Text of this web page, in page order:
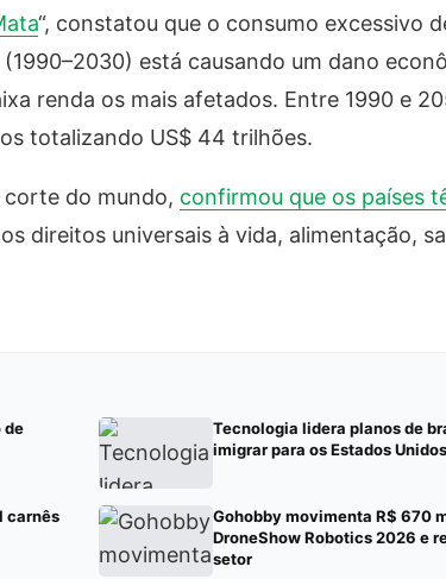
“, constatou que o consumo excessivo
está causando um dano
renda os mais afetados. Entre 1990 e
totalizando US$ 44 trilhões.
do mundo, confirmou que os países
direitos universais à vida, alimentação,
de
Tecnologia lidera planos de
imigrar para os Estados Unidos
carnês
Gohobby movimenta R$ 670
DroneShow Robotics 2026 e
setor